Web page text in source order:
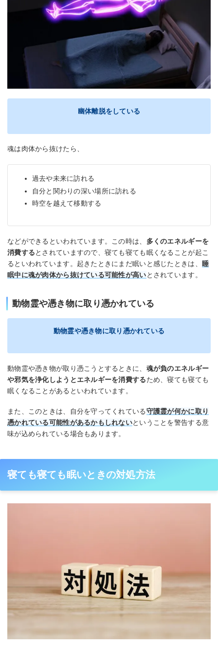
幽体離脱をしている
魂は肉体から抜けたら、
過去や未来に訪れる
自分と関わりの深い場所に訪れる
時空を越えて移動する
などができるといわれています。この時は、 多くのエネルギーを
消費するとされていますので、寝ても寝ても眠くなることが起こ
るといわれています。起きたときにまだ眠いと感じたときは、
睡
眠中に魂が肉体から抜けている可能性が高いとされています。
動物霊や憑き物に取り憑かれている
動物霊や憑き物に取り憑かれている
動物霊や憑き物が取り憑こうとするときに、 魂が負のエネルギー
や邪気を浄化しようとエネルギーを消費するため、寝ても寝ても
眠くなることがあるといわれています。
また、このときは、自分を守ってくれている守護霊が何かに取り
憑かれている可能性があるかもしれないということを警告する意
味が込められている場合もあります。
寝ても寝ても眠いときの対処方法